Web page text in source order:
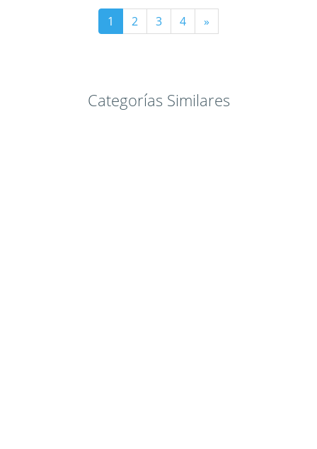
1 2 3 4 »
Categorías Similares